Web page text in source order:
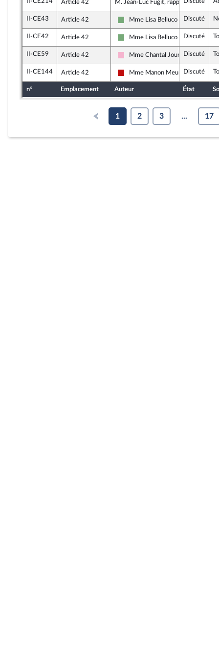
Article 42 M. Jean-Luc Fugit, rapporteur
II-CE43 Article 42
Écologiste et Social
Mme Lisa Belluco Discuté
II-CE42 Article 42
Écologiste et Social
Mme Lisa Belluco Discuté
II-CE59 Article 42
Socialistes et apparentés
Mme Chantal JourdanDiscuté
II-CE144 Article 42
La France insoumise - Nouveau
Mme Manon MeunierDiscuté
n° Emplacement Auteur État
1 2 3 ... 17